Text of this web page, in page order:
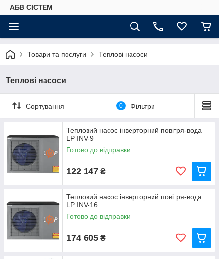
АБВ СІСТЕМ
Товари та послуги Теплові насоси
Теплові насоси
Сортування 0 Фільтри
Тепловий насос інверторний повітря-вода
LP INV-9
Готово до відправки
122 147 ₴
Тепловий насос інверторний повітря-вода
LP INV-16
Готово до відправки
174 605 ₴